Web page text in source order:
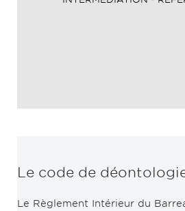
Le code de
Le Règlement Intérieur du